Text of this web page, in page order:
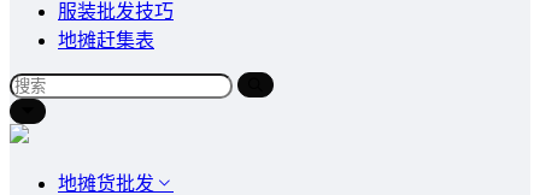
服装批发技巧
地摊赶集表
地摊货批发